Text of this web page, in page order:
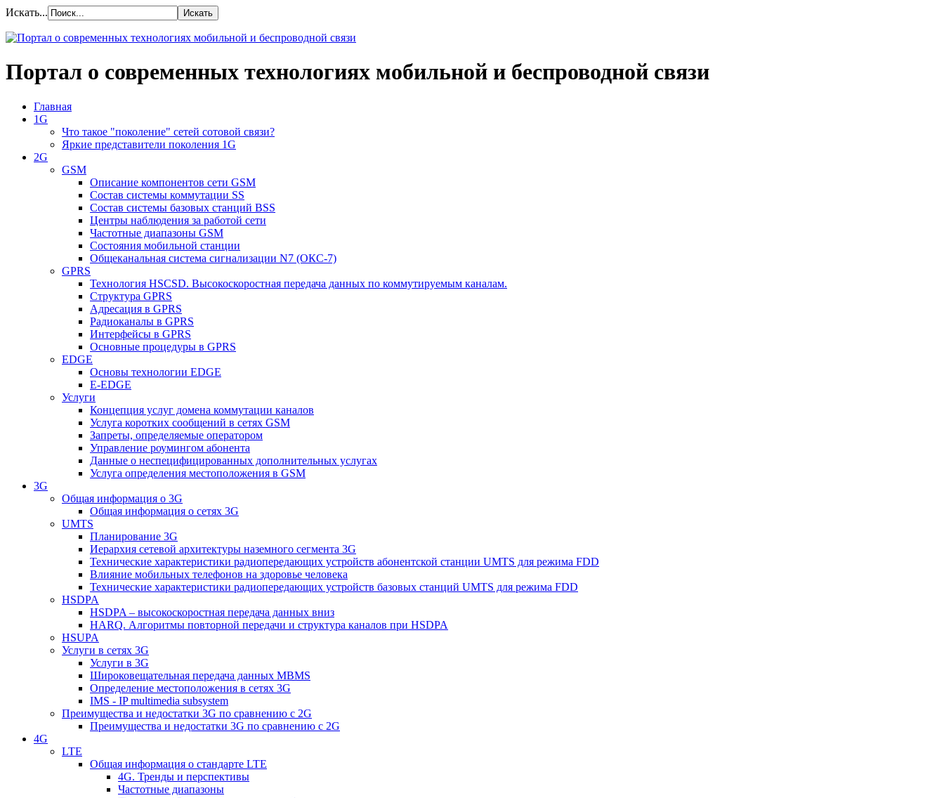
Искать...
Портал о современных технологиях мобильной и беспроводной связи
Главная
1G
Что такое "поколение" сетей сотовой связи?
Яркие представители поколения 1G
2G
GSM
Описание компонентов сети GSM
Состав системы коммутации SS
Состав системы базовых станций BSS
Центры наблюдения за работой сети
Частотные диапазоны GSM
Состояния мобильной станции
Общеканальная система сигнализации N7 (ОКС-7)
GPRS
Технология HSCSD. Высокоскоростная передача данных по коммутируемым каналам.
Структура GPRS
Адресация в GPRS
Радиоканалы в GPRS
Интерфейсы в GPRS
Основные процедуры в GPRS
EDGE
Основы технологии EDGE
E-EDGE
Услуги
Концепция услуг домена коммутации каналов
Услуга коротких сообщений в сетях GSM
Запреты, определяемые оператором
Управление роумингом абонента
Данные о неспецифицированных дополнительных услугах
Услуга определения местоположения в GSM
3G
Общая информация о 3G
Общая информация о сетях 3G
UMTS
Планирование 3G
Иерархия сетевой архитектуры наземного сегмента 3G
Технические характеристики радиопередающих устройств абонентской станции UMTS для режима FDD
Влияние мобильных телефонов на здоровье человека
Технические характеристики радиопередающих устройств базовых станций UMTS для режима FDD
HSDPA
HSDPA – высокоскоростная передача данных вниз
HARQ. Алгоритмы повторной передачи и структура каналов при HSDPA
HSUPA
Услуги в сетях 3G
Услуги в 3G
Широковещательная передача данных MBMS
Определение местоположения в сетях 3G
IMS - IP multimedia subsystem
Преимущества и недостатки 3G по сравнению с 2G
Преимущества и недостатки 3G по сравнению с 2G
4G
LTE
Общая информация о стандарте LTE
4G. Тренды и перспективы
Частотные диапазоны